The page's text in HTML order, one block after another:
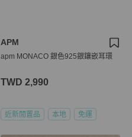
APM
apm MONACO 銀色925銀鑲嵌耳環
TWD 2,990
近新閒置品 本地 免運